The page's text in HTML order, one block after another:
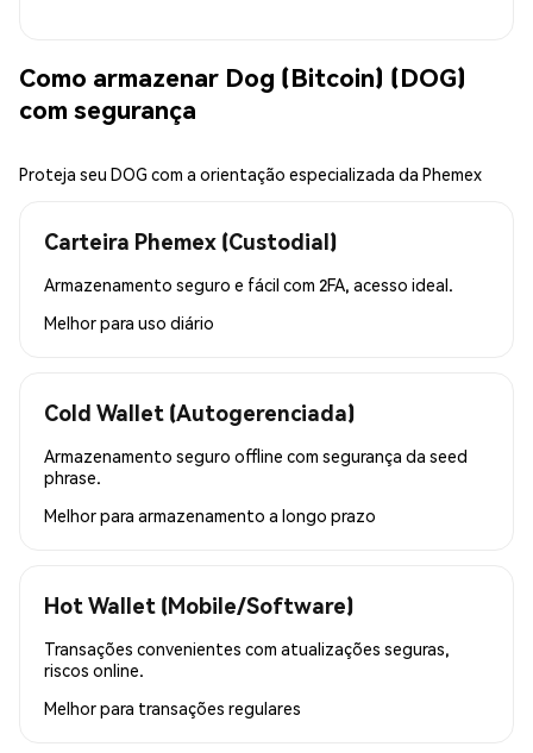
Como armazenar Dog (Bitcoin) (DOG)
com segurança
Proteja seu DOG com a orientação especializada da Phemex
Carteira Phemex (Custodial)
Armazenamento seguro e fácil com 2FA, acesso ideal.
Melhor para uso diário
Cold Wallet (Autogerenciada)
Armazenamento seguro offline com segurança da seed
phrase.
Melhor para armazenamento a longo prazo
Hot Wallet (Mobile/Software)
Transações convenientes com atualizações seguras,
riscos online.
Melhor para transações regulares